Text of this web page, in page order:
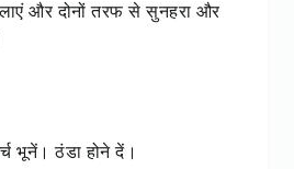
और दोनों तरफ से सुनहरा और
भूनें। ठंडा होने दें।